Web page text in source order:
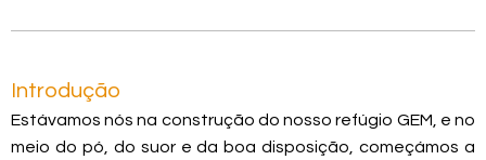
Introdução
Estávamos nós na construção do nosso refúgio GEM, e no
meio do pó, do suor e da boa disposição, começámos a